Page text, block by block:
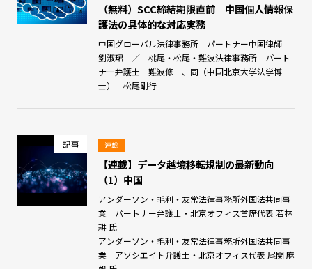
（無料）SCC締結期限直前 中国個人情報保
護法の具体的な対応実務
中国グローバル法律事務所 パートナー中国律師
劉淑珺 ／ 桃尾・松尾・難波法律事務所 パート
ナー弁護士 難波修一、同（中国北京大学法学博
士） 松尾剛行
記事 連載
【連載】データ越境移転規制の最新動向
（1）中国
アンダーソン・毛利・友常法律事務所外国法共同事
業 パートナー弁護士・北京オフィス首席代表 若林
耕 氏
アンダーソン・毛利・友常法律事務所外国法共同事
業 アソシエイト弁護士・北京オフィス代表 尾関 麻